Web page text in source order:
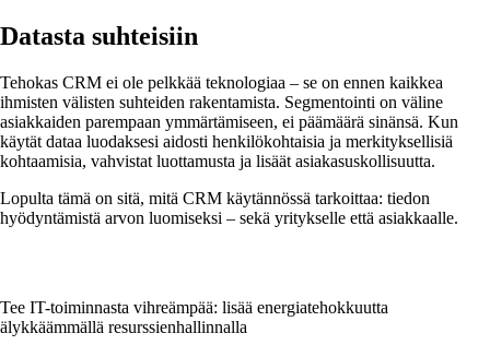
Datasta suhteisiin
Tehokas CRM ei ole pelkkää teknologiaa – se on ennen kaikkea
ihmisten välisten suhteiden rakentamista. Segmentointi on väline
asiakkaiden parempaan ymmärtämiseen, ei päämäärä sinänsä. Kun
käytät dataa luodaksesi aidosti henkilökohtaisia ja merkityksellisiä
kohtaamisia, vahvistat luottamusta ja lisäät asiakasuskollisuutta.
Lopulta tämä on sitä, mitä CRM käytännössä tarkoittaa: tiedon
hyödyntämistä arvon luomiseksi – sekä yritykselle että asiakkaalle.
Tee IT-toiminnasta vihreämpää: lisää energiatehokkuutta
älykkäämmällä resurssienhallinnalla